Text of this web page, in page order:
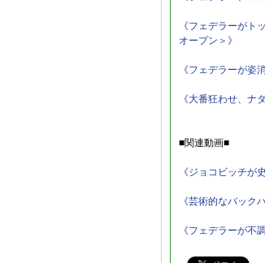
《フェデラーがト
オープン＞》
《フェデラーが姿
《大番狂わせ、ナ
■関連動画■
《ジョコビッチが
《芸術的なバック
《フェデラーが不